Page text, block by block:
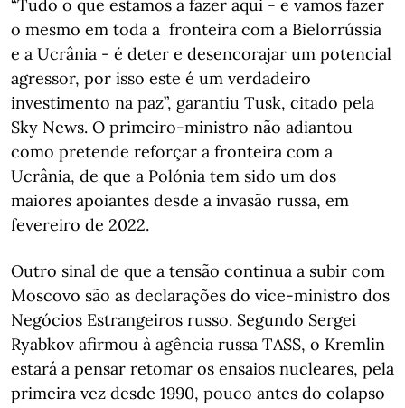
“Tudo o que estamos a fazer aqui - e vamos fazer
o mesmo em toda a fronteira com a Bielorrússia
e a Ucrânia - é deter e desencorajar um potencial
agressor, por isso este é um verdadeiro
investimento na paz”, garantiu Tusk, citado pela
Sky News. O primeiro-ministro não adiantou
como pretende reforçar a fronteira com a
Ucrânia, de que a Polónia tem sido um dos
maiores apoiantes desde a invasão russa, em
fevereiro de 2022.
Outro sinal de que a tensão continua a subir com
Moscovo são as declarações do vice-ministro dos
Negócios Estrangeiros russo. Segundo Sergei
Ryabkov afirmou à agência russa TASS, o Kremlin
estará a pensar retomar os ensaios nucleares, pela
primeira vez desde 1990, pouco antes do colapso